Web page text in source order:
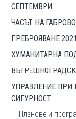
СЕПТЕМВРИ
ЧАСЪТ НА ГАБРОВО
ПРЕБРОЯВАНЕ 2021
ХУМАНИТАРНА
УПРАВЛЕНИЕ ПРИ
СИГУРНОСТ
Планове и